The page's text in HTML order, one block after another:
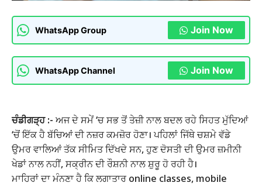
WhatsApp Group Join Now
WhatsApp Channel Join Now
ਚੰਡੀਗੜ੍ਹ :- ਅਜ ਦੇ ਸਮੇਂ ‘ਚ ਸਭ ਤੋਂ ਤੇਜ਼ੀ ਨਾਲ ਬਦਲ ਰਹੇ ਸਿਹਤ ਮੁੱਦਿਆਂ
‘ਚੋਂ ਇੱਕ ਹੈ ਬੱਚਿਆਂ ਦੀ ਨਜ਼ਰ ਕਮਜ਼ੋਰ ਹੋਣਾ। ਪਹਿਲਾਂ ਜਿੱਥੇ ਚਸ਼ਮੇ ਵੱਡੇ
ਉਮਰ ਵਾਲਿਆਂ ਤੱਕ ਸੀਮਿਤ ਦਿੱਖਦੇ ਸਨ, ਹੁਣ ਦੋਸਤੀ ਦੀ ਉਮਰ ਜ਼ਮੀਨੀ
ਖੇਡਾਂ ਨਾਲ ਨਹੀਂ, ਸਕ੍ਰੀਨ ਦੀ ਰੌਸ਼ਨੀ ਨਾਲ ਸ਼ੁਰੂ ਹੋ ਰਹੀ ਹੈ।
ਮਾਹਿਰਾਂ ਦਾ ਮੰਨਣਾ ਹੈ ਕਿ ਲਗਾਤਾਰ online classes, mobile